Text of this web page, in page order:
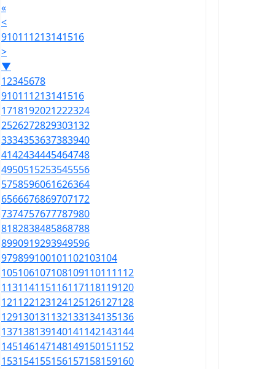
«
<
910111213141516
>
▼
12345678
910111213141516
1718192021222324
2526272829303132
3334353637383940
4142434445464748
4950515253545556
5758596061626364
6566676869707172
7374757677787980
8182838485868788
8990919293949596
979899100101102103104
105106107108109110111112
113114115116117118119120
121122123124125126127128
129130131132133134135136
137138139140141142143144
145146147148149150151152
153154155156157158159160